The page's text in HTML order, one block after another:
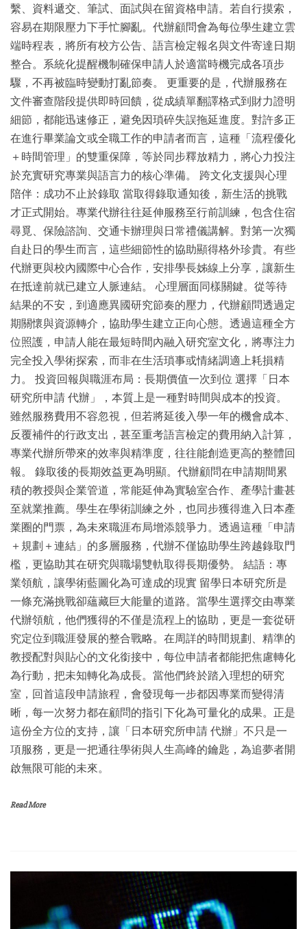
繫、資料遞交、筆試、面試與在留資格申請。若自行摸索，
容易在期限壓力下手忙腳亂。代辦顧問會為每位學生建立雲
端時程表，將所有校方公告、語言檢定報名與文件寄達日期
整合。系統化提醒機制確保申請人於適當時機完成各項步
驟，不再被臨時變動打亂節奏。 更重要的是，代辦服務在
文件審查階段提供即時回饋，從成績單翻譯格式到財力證明
細節，都能迅速修正，避免因瑣碎失誤拖延進度。對許多正
在進行畢業論文或全職工作的申請者而言，這種「流程優化
＋時間管理」的雙重保障，等於同步釋放精力，將心力投注
於充實研究專業與語言力的核心準備。 跨文化支援與心理
陪伴：成功不止於錄取 當取得錄取通知後，新生活的挑戰
才正式開始。專業代辦往往延伸服務至行前訓練，包含住宿
尋覓、保險諮詢、交通卡辦理與日常禮儀講解。對第一次獨
自赴日的學生而言，這些細節性的協助顯得格外珍貴。有些
代辦更與校內國際中心合作，安排學長姊線上分享，讓新生
在抵達前就已建立人脈連結。 心理層面同樣關鍵。從等待
結果的不安，到適應異國研究節奏的壓力，代辦顧問透過定
期關懷與資源轉介，協助學生建立正向心態。透過這種全方
位照護，申請人能在最短時間內融入研究室文化，將專注力
完全投入學術探索，而非在生活瑣事或情緒調適上耗損精
力。 投資回報與職涯布局：長期價值一次到位 選擇「日本
研究所申請 代辦」，本質上是一種對時間與成本的投資。
雖然服務費用不容忽視，但若將延後入學一年的機會成本、
反覆補件的行政支出，甚至重考語言檢定的費用納入計算，
專業代辦所帶來的效率與精準度，往往能創造更高的整體回
報。 錄取後的長期效益更為明顯。代辦顧問在申請期間累
積的教授與企業管道，常能延伸為實驗室合作、產學計畫甚
至就業推薦。學生在學術訓練之外，也同步獲得進入日本產
業圈的門票，為未來職涯布局增添競爭力。透過這種「申請
＋規劃＋連結」的多層服務，代辦不僅協助學生跨越錄取門
檻，更協助其在研究與職場雙軌取得長期優勢。 結語：專
業領航，讓學術藍圖化為可達成的現實 留學日本研究所是
一條充滿挑戰卻蘊藏巨大能量的道路。當學生選擇交由專業
代辦領航，他們獲得的不僅是流程上的協助，更是一套從研
究定位到職涯發展的整合戰略。在周詳的時間規劃、精準的
教授配對與貼心的文化銜接中，每位申請者都能把焦慮轉化
為行動，把未知轉化為成長。當他們終於踏入理想的研究
室，回首這段申請旅程，會發現每一步都因專業而變得清
晰，每一次努力都在顧問的指引下化為可量化的成果。正是
這份全方位的支持，讓「日本研究所申請 代辦」不只是一
項服務，更是一把通往學術與人生高峰的鑰匙，為追夢者開
啟無限可能的未來。
Read More